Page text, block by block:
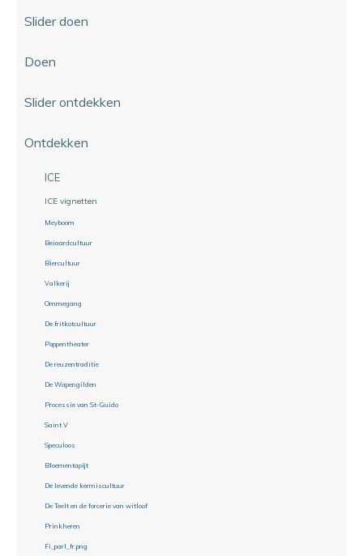
Slider doen
Doen
Slider ontdekken
Ontdekken
ICE
ICE vignetten
Meyboom
Beiaardcultuur
Biercultuur
Valkerij
Ommegang
De fritkotcultuur
Poppentheater
De reuzentraditie
De Wapengilden
Processie van St-Guido
Saint V
Speculoos
Bloementapijt
De levende kermiscultuur
De Teelt en de forcerie van witloof
Prinkheren
Fi_parl_fr.png